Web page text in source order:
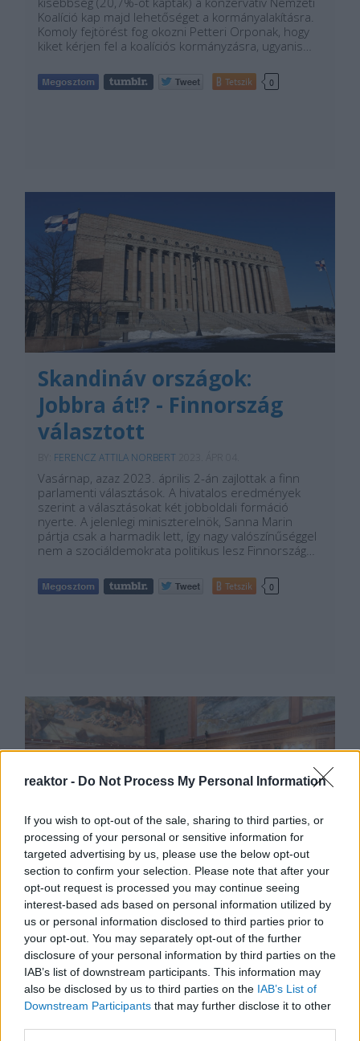
reaktor - Do Not Process My Personal Information
If you wish to opt-out of the sale, sharing to third parties, or
processing of your personal or sensitive information for
targeted advertising by us, please use the below opt-out
section to confirm your selection. Please note that after your
opt-out request is processed you may continue seeing
interest-based ads based on personal information utilized by
us or personal information disclosed to third parties prior to
your opt-out. You may separately opt-out of the further
disclosure of your personal information by third parties on the
IAB’s list of downstream participants. This information may
also be disclosed by us to third parties on the IAB’s List of
Downstream Participants that may further disclose it to other
Koalíció kap majd lehetőséget a kormányalakításra.
Komoly fejtörést fog okozni Petteri Orponak, hogy
kiket kérjen fel a koalíciós kormányzásra, ugyanis…
Tetszik 0
Skandináv országok:
Jobbra át!? - Finnország
választott
FERENCZ ATTILA NORBERT
Vasárnap, azaz 2023. április 2-án zajlottak a finn
parlamenti választások. A hivatalos eredmények
szerint a választásokat két jobboldali formáció
nyerte. A jelenlegi miniszterelnök, Sanna Marin
pártja csak a harmadik lett, így nagy valószínűséggel
nem a szociáldemokrata politikus lesz Finnország…
Tetszik 0
Ki képviseli az
összmagyarságot?
BY:FERENCZ ATTILA NORBERT2023. ÁPR 04.
A Kárpát-medencében az anyaországi és határon
túli magyarság kérdése kisebb-nagyobb
megszakításokkal, de kiemelt jelentőséggel bírt és
bír mindmáig. Trianon után a külhoni magyaroknak
különböző csatornákat kellett találniuk ahhoz, hogy
kapcsolatban maradhassanak a csonkahonban